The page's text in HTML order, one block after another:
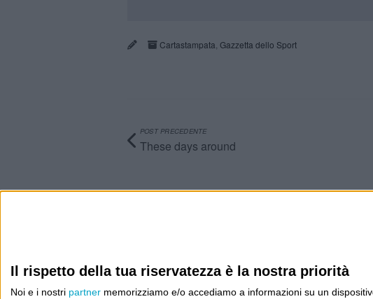
Il rispetto della tua riservatezza è la nostra priorità
Noi e i nostri partner memorizziamo e/o accediamo a informazioni su un
Cartastampata Gazzetta dello Sport
POST PRECEDENTE
These days around
Filologia di Wittgenstein
A